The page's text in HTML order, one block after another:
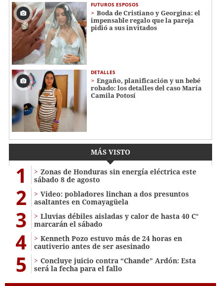
FUTUROS ESPOSOS
Boda de Cristiano y Georgina: el
impensable regalo que la pareja
pidió a sus invitados
DETALLES
Engaño, planificación y un bebé
robado: los detalles del caso María
Camila Potosí
MÁS VISTO
1
Zonas de Honduras sin energía eléctrica este
sábado 8 de agosto
2
Video: pobladores linchan a dos presuntos
asaltantes en Comayagüela
3
Lluvias débiles aisladas y calor de hasta 40 C°
marcarán el sábado
4
Kenneth Pozo estuvo más de 24 horas en
cautiverio antes de ser asesinado
5
Concluye juicio contra “Chande” Ardón: Esta
será la fecha para el fallo